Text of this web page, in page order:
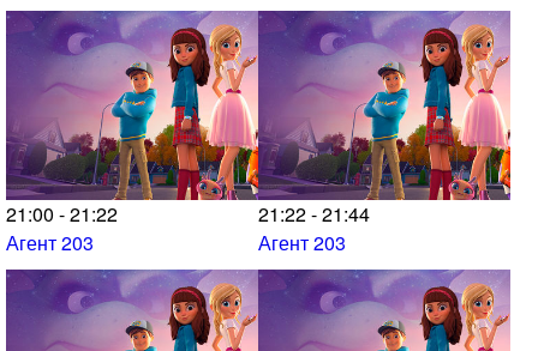
21:00 - 21:22
Агент 203
21:22 - 21:44
Агент 203